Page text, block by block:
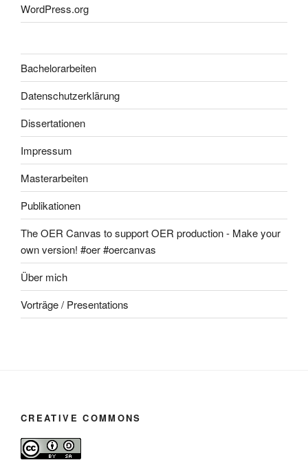
WordPress.org
Bachelorarbeiten
Datenschutzerklärung
Dissertationen
Impressum
Masterarbeiten
Publikationen
The OER Canvas to support OER production - Make your
own version! #oer #oercanvas
Über mich
Vorträge / Presentations
CREATIVE COMMONS